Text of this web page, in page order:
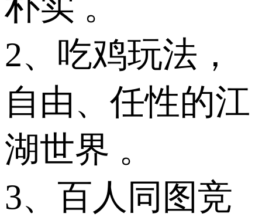
2、吃鸡玩法，
自由、任性的江
湖世界 。
3、百人同图竞